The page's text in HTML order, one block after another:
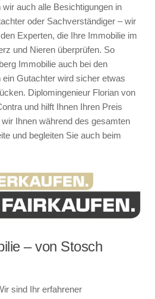
auch alle Besichtigungen in
oder Sachverständiger – wir
Experten, die Ihre Immobilie im
und Nieren überprüfen. So
Immobilie auch bei den
Gutachter wird sicher etwas
Diplomingenieur Florian von
und hilft Ihnen Ihren Preis
Ihnen während des gesamten
und begleiten Sie auch beim
– von Stosch
sind Ihr erfahrener